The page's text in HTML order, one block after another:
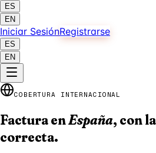
ES
EN
Iniciar SesiónRegistrarse
ES
EN
COBERTURA INTERNACIONAL
Factura enEspaña, con
correcta.